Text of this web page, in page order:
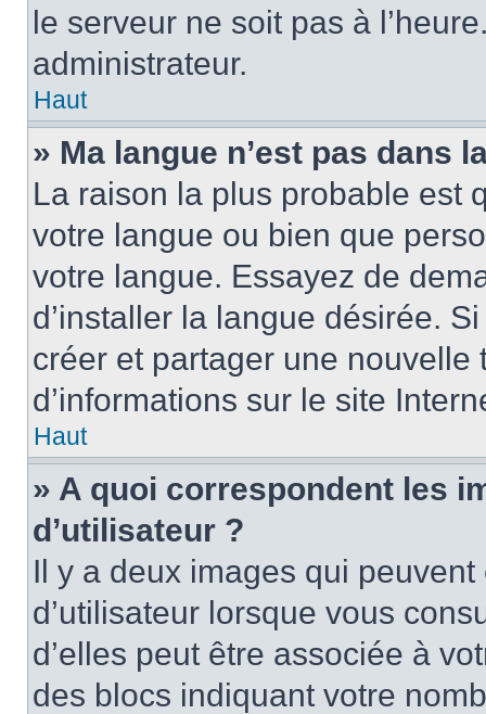
le serveur ne soit pas à
administrateur.
Haut
» Ma langue n’est pas dans
La raison la plus probable est
votre langue ou bien que
votre langue. Essayez de
d’installer la langue désirée.
créer et partager une
d’informations sur le site
Haut
» A quoi correspondent les
d’utilisateur ?
Il y a deux images qui
d’utilisateur lorsque vous
d’elles peut être associée à
des blocs indiquant votre